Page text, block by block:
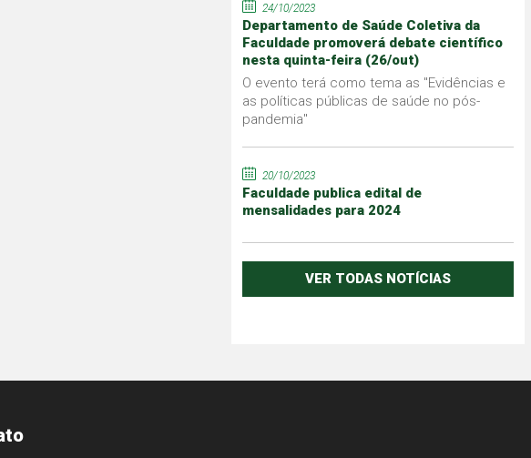
24/10/2023
Departamento de Saúde Coletiva da
Faculdade promoverá debate científico
nesta quinta-feira (26/out)
O evento terá como tema as "Evidências e
as políticas públicas de saúde no pós-
pandemia"
20/10/2023
Faculdade publica edital de
mensalidades para 2024
VER TODAS NOTÍCIAS